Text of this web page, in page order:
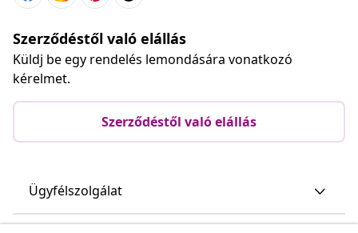
Szerződéstől való elállás
Küldj be egy rendelés lemondására vonatkozó
kérelmet.
Szerződéstől való elállás
Ügyfélszolgálat